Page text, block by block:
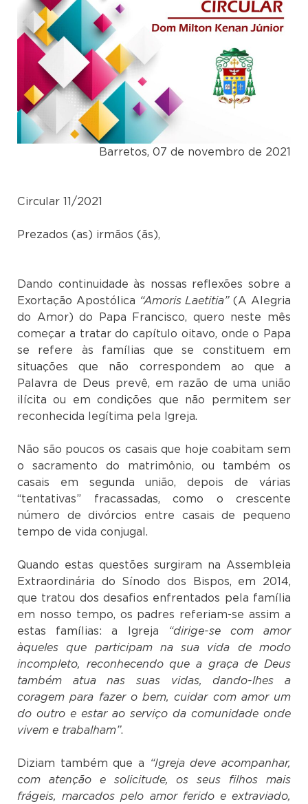
Barretos, 07 de novembro de 2021
Circular 11/2021
Prezados (as) irmãos (ãs),
Dando continuidade às nossas reflexões sobre a
Exortação Apostólica “Amoris Laetitia”(A Alegria
do Amor) do Papa Francisco, quero neste mês
começar a tratar do capítulo oitavo, onde o Papa
se refere às famílias que se constituem em
situações que não correspondem ao que a
Palavra de Deus prevê, em razão de uma união
ilícita ou em condições que não permitem ser
reconhecida legítima pela Igreja.
Não são poucos os casais que hoje coabitam sem
o sacramento do matrimônio, ou também os
casais em segunda união, depois de várias
“tentativas” fracassadas, como o crescente
número de divórcios entre casais de pequeno
tempo de vida conjugal.
Quando estas questões surgiram na Assembleia
Extraordinária do Sínodo dos Bispos, em 2014,
que tratou dos desafios enfrentados pela família
em nosso tempo, os padres referiam-se assim a
estas famílias: a Igreja
“dirige-se com amor
àqueles que participam na sua vida de modo
incompleto, reconhecendo que a graça de Deus
também atua nas suas vidas, dando-lhes a
coragem para fazer o bem, cuidar com amor um
do outro e estar ao serviço da comunidade onde
vivem e trabalham”.
Diziam também que a “Igreja deve acompanhar,
com atenção e solicitude, os seus filhos mais
frágeis, marcados pelo amor ferido e extraviado,